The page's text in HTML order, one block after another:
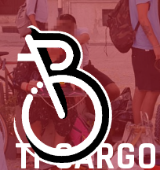
Skip
to
content
TI-CARGO